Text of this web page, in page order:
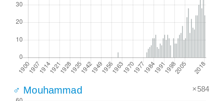
♂ Mouhammad ×584